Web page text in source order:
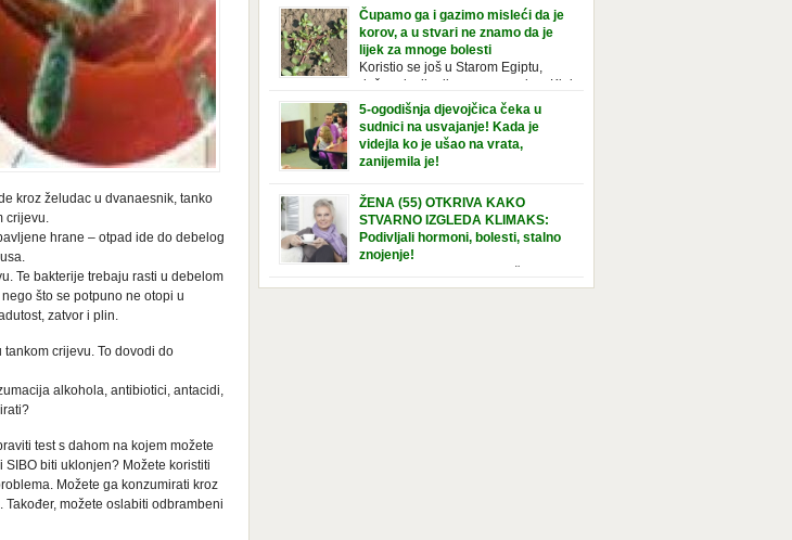
kroz želudac u dvanaesnik, tanko
crijevu.
hrane – otpad ide do debelog
Te bakterije trebaju rasti u debelom
što se potpuno ne otopi u
zatvor i plin.
crijevu. To dovodi do
alkohola, antibiotici, antacidi,
test s dahom na kojem možete
biti uklonjen? Možete koristiti
Možete ga konzumirati kroz
možete oslabiti odbrambeni
korake. To je mnoge nasmijalo. Ovaj video je baš
neobičan. Ne viđamo baš često ovakve korake
kod novorođenih beba. Video je snimila babica,
pregledalo ga je preko 80 miliona ljudi. Ove
babice su ostale u čudu nakon što su vidjeli kako
Čupamo ga i gazimo misleći da je
korov, a u stvari ne znamo da je
lijek za mnoge bolesti
Koristio se još u Starom Egiptu,
duže od milenijuma se uzgaja u Kini
i Indiji, Francuzi od njega prave različita
tradicionalna jela i čorbe… Jedino mi gazimo po
njemu, čupamo ga i bacamo kao korov! Tušt je
jednogodišnji, ali vrlo uporan “korov” koji, ka­da
nam se jednom nastani u bašti ili dvorištu, teško
5-ogodišnja djevojčica čeka u
sudnici na usvajanje! Kada je
videjla ko je ušao na vrata,
zanijemila je!
zbrinuta u hraniteljskoj porodici. Sada, u svojoj 5.
godini, dočekala je momenat usvajanja, kada će
dobiti novu, stalnu porodicu. Ovaj dan je bio
veoma poseban za djevojčicu i njenu novu
porodicu, ali je uskoro postao još čarobniji,
ŽENA (55) OTKRIVA KAKO
STVARNO IZGLEDA KLIMAKS:
Podivljali hormoni, bolesti, stalno
znojenje!
“Bila sam slomljena, naslušala sam
se o tome da ću uskoro izgledati kao da imam